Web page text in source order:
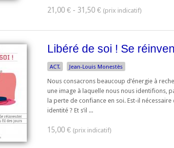
21,00 € - 31,50 €
Libéré de soi ! Se
ACT. Jean-Louis Monestès
Nous consacrons beaucoup d’énergie à
une image à laquelle nous nous identifions,
la perte de confiance en soi. Est-il
identité ? Et s’il ...
15,00 €